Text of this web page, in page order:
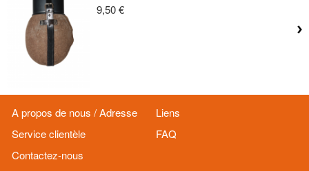
9,50 €
A propos de nous / Adresse
Liens
Service clientèle
FAQ
Contactez-nous